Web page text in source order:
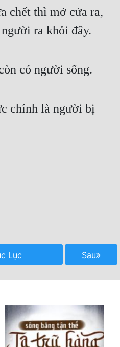
chết thì mở cửa ra,
ra khỏi đây.
có người sống.
chính là người bị
Lục Sau